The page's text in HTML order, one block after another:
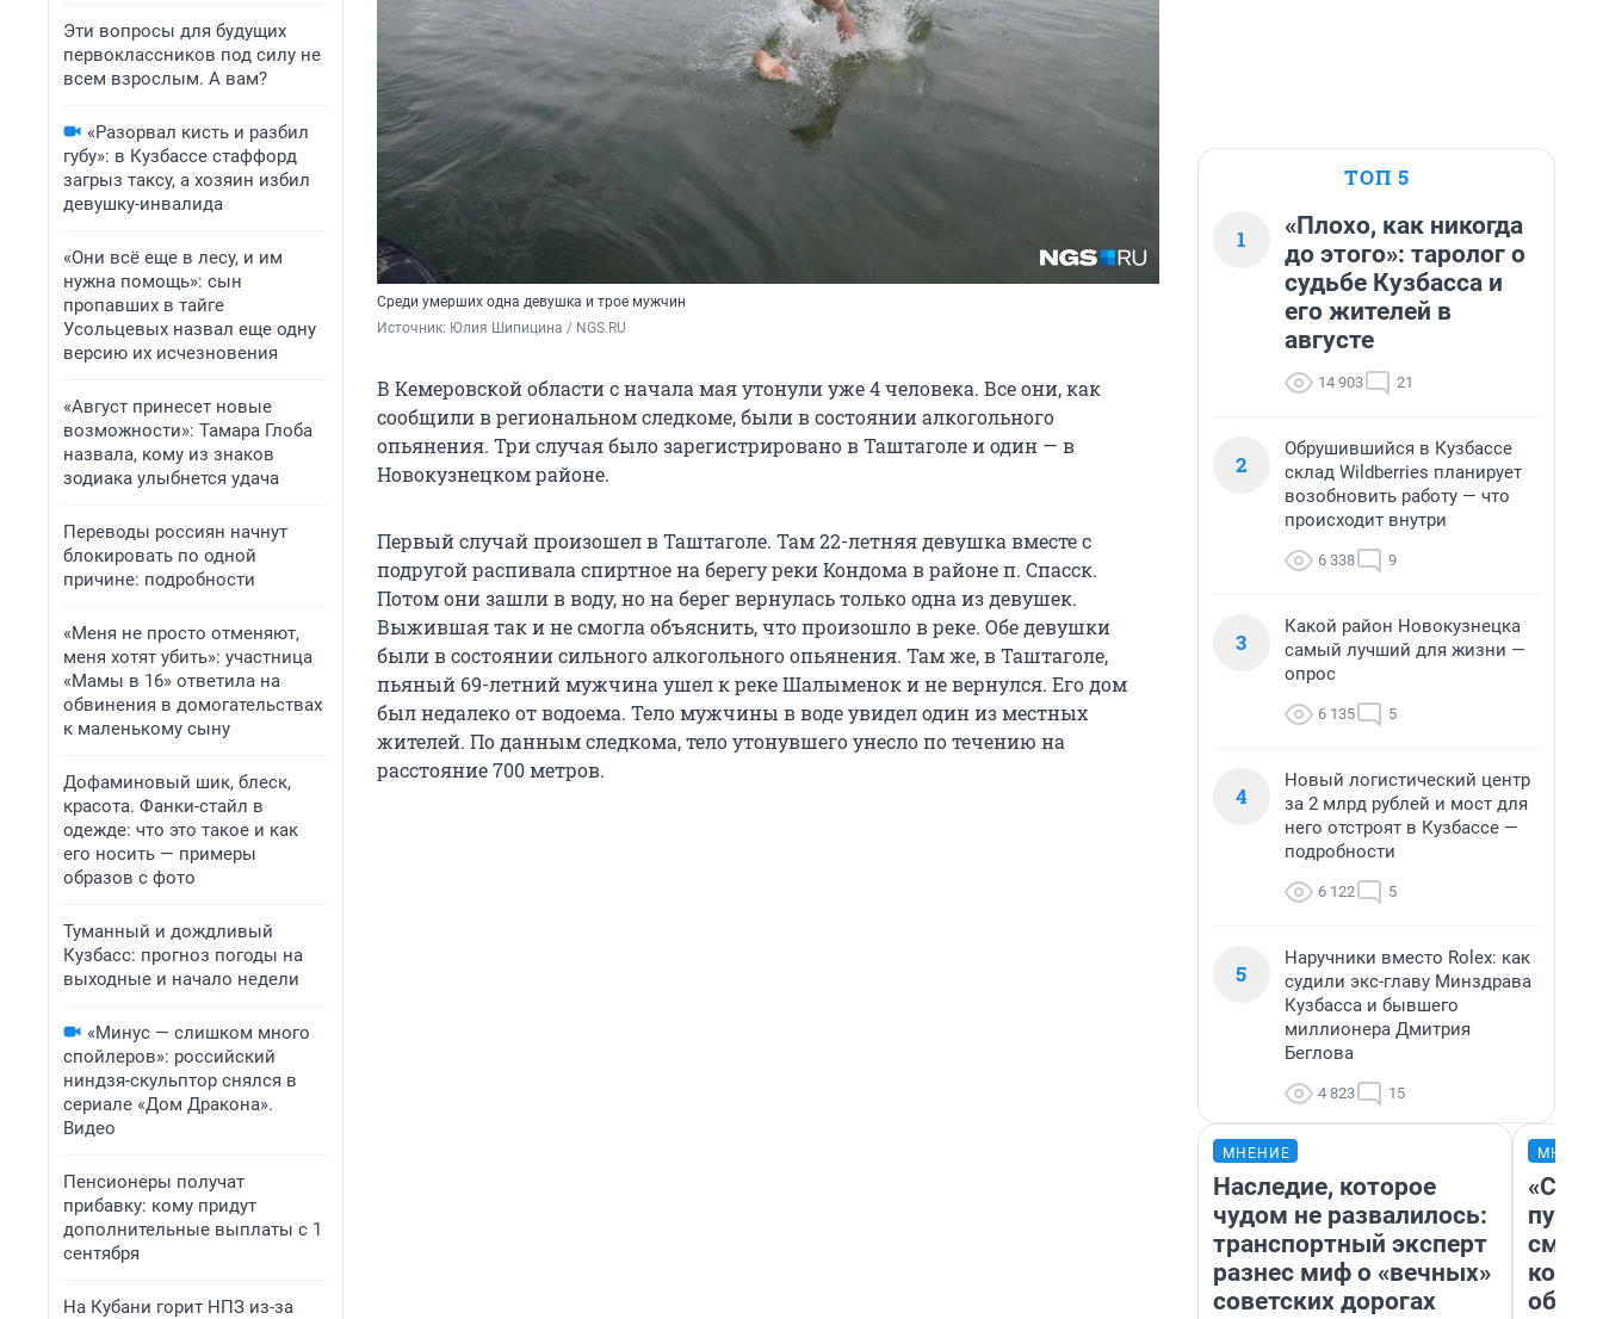
Эти вопросы для будущих
первоклассников под силу не
всем взрослым. А вам?
«Разорвал кисть и разбил
губу»: в Кузбассе стаффорд
загрыз таксу, а хозяин избил
девушку-инвалида
«Они всё еще в лесу, и им
нужна помощь»: сын
пропавших в тайге
Усольцевых назвал еще одну
версию их исчезновения
«Август принесет новые
возможности»: Тамара Глоба
назвала, кому из знаков
зодиака улыбнется удача
Переводы россиян начнут
блокировать по одной
причине: подробности
«Меня не просто отменяют,
меня хотят убить»: участница
«Мамы в 16» ответила на
обвинения в домогательствах
к маленькому сыну
Дофаминовый шик, блеск,
красота. Фанки-стайл в
одежде: что это такое и как
его носить — примеры
образов с фото
Туманный и дождливый
Кузбасс: прогноз погоды на
выходные и начало недели
«Минус — слишком много
спойлеров»: российский
ниндзя-скульптор снялся в
сериале «Дом Дракона».
Видео
Пенсионеры получат
прибавку: кому придут
дополнительные выплаты с 1
сентября
На Кубани горит НПЗ из-за
Среди умерших одна девушка и трое мужчин
Источник: Юлия Шипицина / NGS.RU
В Кемеровской области с начала мая утонули уже 4 человека. Все они, как
сообщили в региональном следкоме, были в состоянии алкогольного
опьянения. Три случая было зарегистрировано в Таштаголе и один — в
Новокузнецком районе.
Первый случай произошел в Таштаголе. Там 22-летняя девушка вместе с
подругой распивала спиртное на берегу реки Кондома в районе п. Спасск.
Потом они зашли в воду, но на берег вернулась только одна из девушек.
Выжившая так и не смогла объяснить, что произошло в реке. Обе девушки
были в состоянии сильного алкогольного опьянения. Там же, в Таштаголе,
пьяный 69-летний мужчина ушел к реке Шалыменок и не вернулся. Его дом
был недалеко от водоема. Тело мужчины в воде увидел один из местных
жителей. По данным следкома, тело утонувшего унесло по течению на
расстояние 700 метров.
ТОП 5
1
«Плохо, как никогда
до этого»: таролог о
судьбе Кузбасса и
его жителей в
августе
14 903 21
2
Обрушившийся в Кузбассе
склад Wildberries планирует
возобновить работу — что
происходит внутри
6 338 9
3
Какой район Новокузнецка
самый лучший для жизни —
опрос
6 135 5
4
Новый логистический центр
за 2 млрд рублей и мост для
него отстроят в Кузбассе —
подробности
6 122 5
5
Наручники вместо Rolex: как
судили экс-главу Минздрава
Кузбасса и бывшего
миллионера Дмитрия
Беглова
4 823 15
МНЕНИЕ
Наследие, которое
чудом не развалилось:
транспортный эксперт
разнес миф о «вечных»
советских дорогах